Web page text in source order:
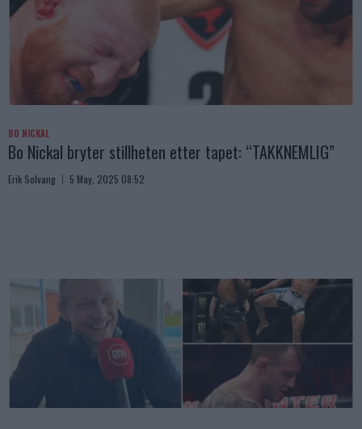
BO NICKAL
Bo Nickal bryter stillheten etter tapet: “TAKKNEMLIG”
Erik Solvang 5 May, 2025 08:52